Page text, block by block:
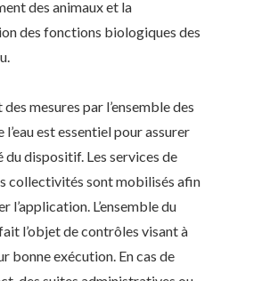
des animaux et la
des fonctions biologiques des
mesures par l’ensemble des
l’eau est essentiel pour assurer
du dispositif. Les services de
collectivités sont mobilisés afin
l’application. L’ensemble du
l’objet de contrôles visant à
bonne exécution. En cas de